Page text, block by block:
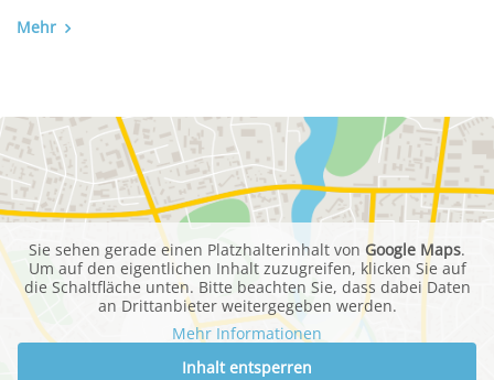
Mehr
Sie sehen gerade einen Platzhalterinhalt von Google Maps.
Um auf den eigentlichen Inhalt zuzugreifen, klicken Sie auf
die Schaltfläche unten. Bitte beachten Sie, dass dabei Daten
an Drittanbieter weitergegeben werden.
Mehr Informationen
Inhalt entsperren